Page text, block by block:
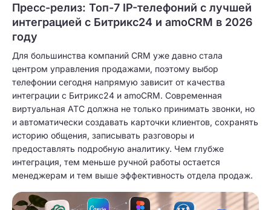
Пресс-релиз: Топ-7 IP-телефоний с лучшей
интеграцией с Битрикс24 и amoCRM в 2026
году
Для большинства компаний CRM уже давно стала
центром управления продажами, поэтому выбор
телефонии сегодня напрямую зависит от качества
интеграции с Битрикс24 и amoCRM. Современная
виртуальная АТС должна не только принимать звонки, но
и автоматически создавать карточки клиентов, сохранять
историю общения, записывать разговоры и
предоставлять подробную аналитику. Чем глубже
интеграция, тем меньше ручной работы остается
менеджерам и тем выше эффективность отдела продаж.